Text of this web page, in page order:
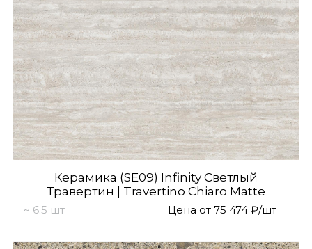
Керамика (SE09) Infinity Светлый
Травертин | Travertino Chiaro Matte
~ 6.5 шт Цена от 75 474 ₽/шт